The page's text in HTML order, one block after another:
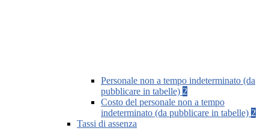
Personale non a tempo indeterminato (da
pubblicare in tabelle) 2
Costo del personale non a tempo
indeterminato (da pubblicare in tabelle) 2
Tassi di assenza